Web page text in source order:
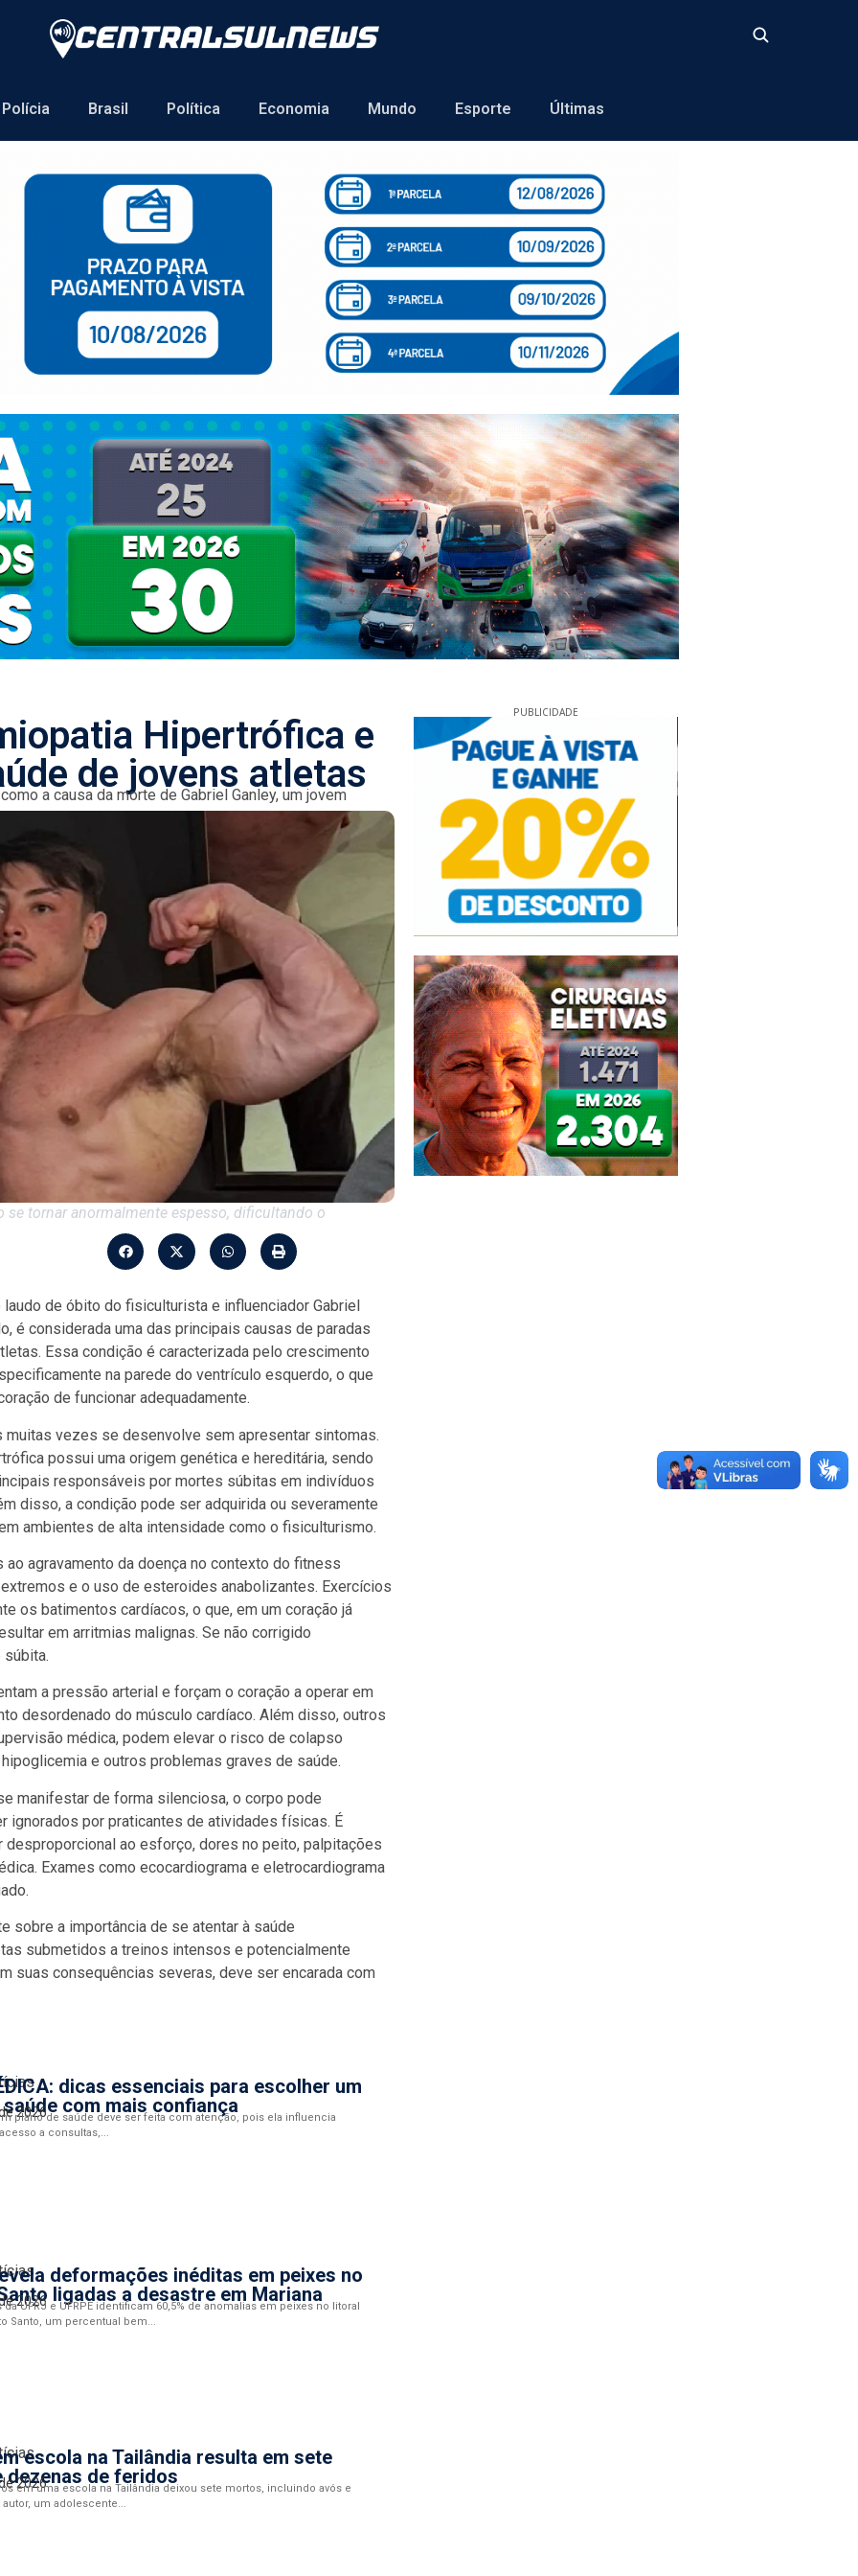
Polícia Brasil Política Economia Mundo Esporte Últimas
Hipertrófica e
de jovens atletas
a causa da morte de Gabriel Ganley, um jovem
A...
se tornar anormalmente espesso, dificultando o
de óbito do fisiculturista e influenciador Gabriel
é considerada uma das principais causas de paradas
Essa condição é caracterizada pelo crescimento
na parede do ventrículo esquerdo, o que
de funcionar adequadamente.
muitas vezes se desenvolve sem apresentar sintomas.
possui uma origem genética e hereditária, sendo
responsáveis por mortes súbitas em indivíduos
disso, a condição pode ser adquirida ou severamente
ambientes de alta intensidade como o fisiculturismo.
agravamento da doença no contexto do fitness
e o uso de esteroides anabolizantes. Exercícios
os batimentos cardíacos, o que, em um coração já
em arritmias malignas. Se não corrigido
súbita.
a pressão arterial e forçam o coração a operar em
desordenado do músculo cardíaco. Além disso, outros
médica, podem elevar o risco de colapso
e outros problemas graves de saúde.
manifestar de forma silenciosa, o corpo pode
ignorados por praticantes de atividades físicas. É
ao esforço, dores no peito, palpitações
Exames como ecocardiograma e eletrocardiograma
sobre a importância de se atentar à saúde
submetidos a treinos intensos e potencialmente
suas consequências severas, deve ser encarada com
dicas essenciais para escolher um
saúde com mais confiança
2026
plano de saúde deve ser feita com atenção, pois ela influencia
a consultas,...
deformações inéditas em peixes no
ligadas a desastre em Mariana
2026
UFRJ e UFRPE identificam 60,5% de anomalias em peixes no litoral
Santo, um percentual bem...
escola na Tailândia resulta em sete
dezenas de feridos
2026
em uma escola na Tailândia deixou sete mortos, incluindo avós e
um adolescente...
PUBLICIDADE